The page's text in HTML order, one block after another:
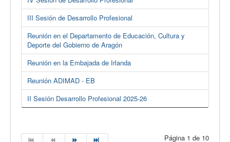
III Sesión de Desarrollo Profesional
Reunión en el Departamento de Educación, Cultura y
Deporte del Gobierno de Aragón
Reunión en la Embajada de Irlanda
Reunión ADIMAD - EB
II Sesión Desarrollo Profesional 2025-26
Página 1 de 10